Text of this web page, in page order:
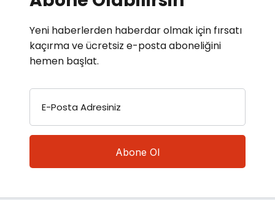
Yeni haberlerden haberdar olmak için fırsatı
kaçırma ve ücretsiz e-posta aboneliğini
hemen başlat.
E-Posta Adresiniz